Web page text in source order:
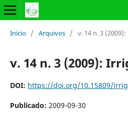
Início / Arquivos / v. 14 n. 3
v. 14 n. 3 (2009):
DOI: https://doi.org/10.15809/
Publicado: 2009-09-30